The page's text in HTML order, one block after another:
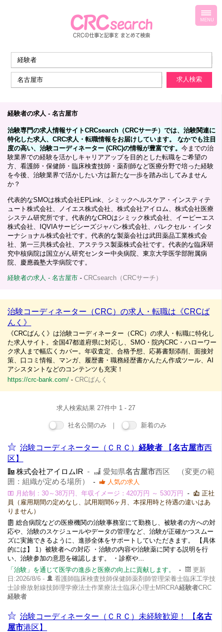
経験者の求人 - 名古屋市
治験専門の求人情報サイトCRCsearch（CRCサーチ）では、治験関連に
特化した求人、CRC求人・転職情報をお届けしています。 なかでも注目
度の高い、治験コーディネーター (CRC)の情報が豊富です。 今までの治
験業界での経験を活かしキャリアアップを目的とした転職をご希望の
方、看護師・保健師・臨床検査技師・薬剤師など医療分野で培った経験
を今後、治験業界で活かしたい方は新たな一歩を踏み出してみません
か？
代表的なSMOは株式会社EPLink、シミックヘルスケア・インスティテ
ュート株式会社、ノイエス株式会社、株式会社アイロム、株式会社医療
システム研究所です。代表的なCROはシミック株式会社、イーピーエス
株式会社、IQVIAサービシーズジャパン株式会社、パレクセル・インタ
ーナショナル株式会社です。代表的な製薬会社は武田薬品工業株式会
社、第一三共株式会社、アステラス製薬株式会社です。代表的な臨床研
究中核病院は国立がん研究センター中央病院、東京大学医学部附属病
院、慶應義塾大学病院です。
経験者の求人 - 名古屋市 - CRCsearch（CRCサーチ）
治験コーディネーター（CRC）の求人・転職は《CRCば
んく》
《CRCばんく》は治験コーディネーター（CRC）の求人・転職に特化し
た求人サイト。全国47都道府県に対応し、SMO・院内CRC・ハローワー
ク求人まで幅広くカバー。年収査定、合格予想、応募書類添削、面接対
策、口コミ情報、マンガ、履歴書・職務経歴書かんたん作成ツール、AI
アシスタントなどのコンテンツも充実！
https://crc-bank.com/ - CRCばんく
求人検索結果 27件中 1 - 27
社名公開のみ ｜ 新着のみ
治験コーディネーター（ＣＲＣ） 経験者 【名古屋市西
区】
株式会社アイロムIR - 愛知県名古屋市西区 （変更の範
囲：組織が定める場所）
-
人気の求人
月給制：30～38万円、年収イメージ：420万円 ～ 530万円
-
正社
員（雇用期間の定めなし、試用期間6ヶ月、本採用時と待遇の違いはあ
りません）
総合病院などの医療機関の治験事務室にて勤務し、被験者の方への対
応や、治験のスケジュールやデータの管理など、治験が正確かつスムー
ズに実施できるように、進捗全体をサポートしていただきます。 【具体
的には】 1）被験者への対応 ・治験の内容や治験薬に関する説明を行
い、治験参加の意思を確認します。 ・診察や...
「治験」を通じて医学の進歩と医療の向上に貢献します。
-
更新
日:2026/8/6 -
看護師臨床検査技師保健師薬剤師管理栄養士臨床工学技
士診療放射線技師理学療法士作業療法士臨床心理士MRCRA経験者CRC
経験者
治験コーディネーター（ＣＲＣ）未経験歓迎！ 【名古
屋市港区】
MENU